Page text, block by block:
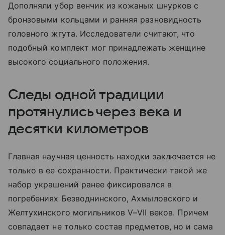
Дополняли убор венчик из кожаных шнурков с
бронзовыми кольцами и ранняя разновидность
головного жгута. Исследователи считают, что
подобный комплект мог принадлежать женщине
высокого социального положения.
Следы одной традиции
протянулись через века и
десятки километров
Главная научная ценность находки заключается не
только в ее сохранности. Практически такой же
набор украшений ранее фиксировался в
погребениях Безводнинского, Ахмыловского и
Желтухинского могильников V–VII веков. Причем
совпадает не только состав предметов, но и сама